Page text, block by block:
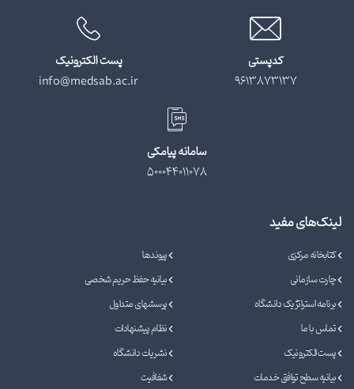
کدپستی
9613873137
پست الکترونیک
info@medsab.ac.ir
سامانه پیامکی
500044011078
لینک‌های مفید
کتابخانه مرکزی
پیوندها
چارت سازمانی
بیانیه حفظ حریم شخصی
برنامه استراتژیک دانشگاه
پرسشهای متداول
تماس با ما
نظام پیشنهادات
پست الکترونیک
نشریات دانشگاه
بیانیه سطح توافق خدمات
شفافیت